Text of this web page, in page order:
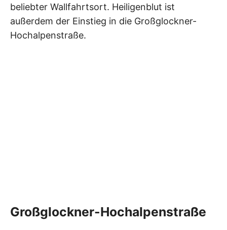
beliebter Wallfahrtsort. Heiligenblut ist
außerdem der Einstieg in die Großglockner-
Hochalpenstraße.
Großglockner-Hochalpenstraße